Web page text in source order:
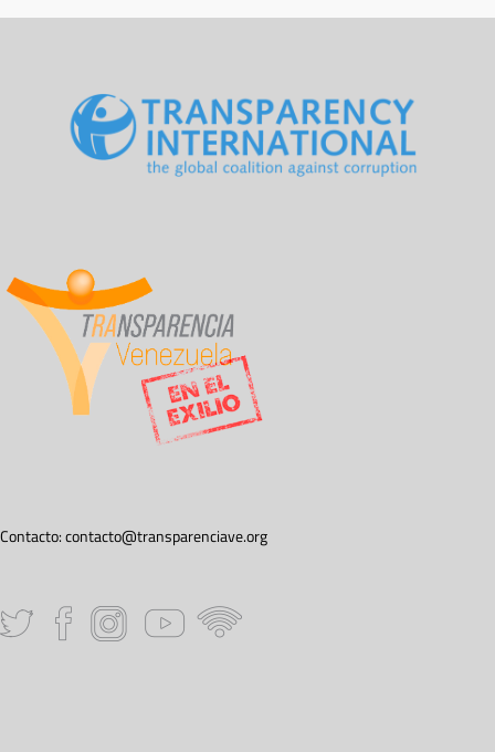
Contacto:contacto@transparenciave.org